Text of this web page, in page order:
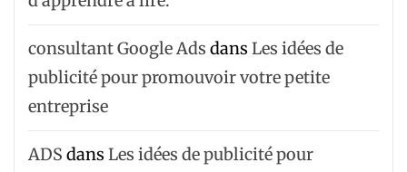
consultant Google Ads dans Les idées de
publicité pour promouvoir votre petite
entreprise
ADS dans Les idées de publicité pour